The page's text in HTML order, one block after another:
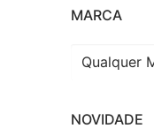
MARCA
NOVIDADE